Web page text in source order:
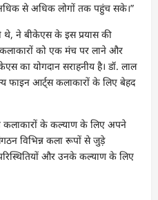
से अधिक लोगों तक पहुंच सके।”
थे, ने बीकेएस के इस प्रयास की
कलाकारों को एक मंच पर लाने और
का योगदान सराहनीय है। डॉ. लाल
फाइन आर्ट्स कलाकारों के लिए बेहद
के कल्याण के लिए अपने
विभिन्न कला रूपों से जुड़े
और उनके कल्याण के लिए